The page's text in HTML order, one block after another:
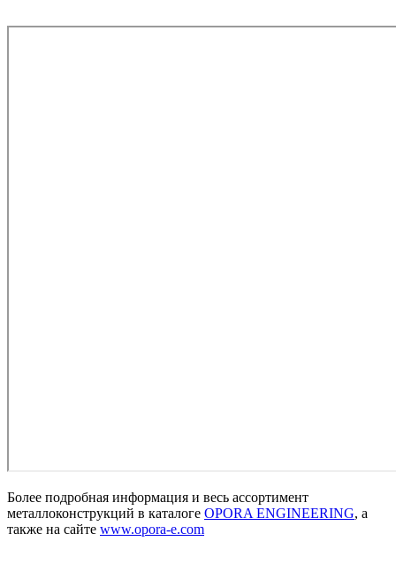
Более подробная информация и весь ассортимент
металлоконструкций в каталоге OPORA ENGINEERING, а
также на сайте www.opora-e.com